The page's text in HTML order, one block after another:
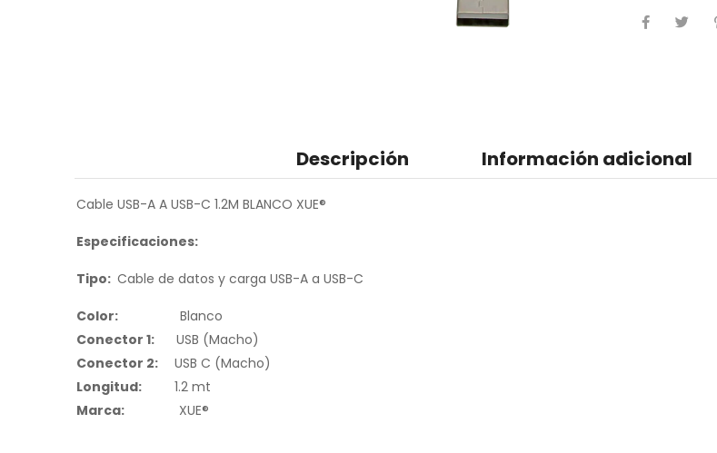
Descripción Información adicional
Cable USB-A A USB-C 1.2M BLANCO XUE®
Especificaciones:
Tipo: Cable de datos y carga USB-A a USB-C
Color: Blanco
Conector 1: USB (Macho)
Conector 2:
USB C (Macho)
Longitud: 1.2 mt
Marca: XUE®